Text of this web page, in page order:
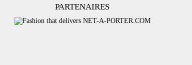
PARTENAIRES